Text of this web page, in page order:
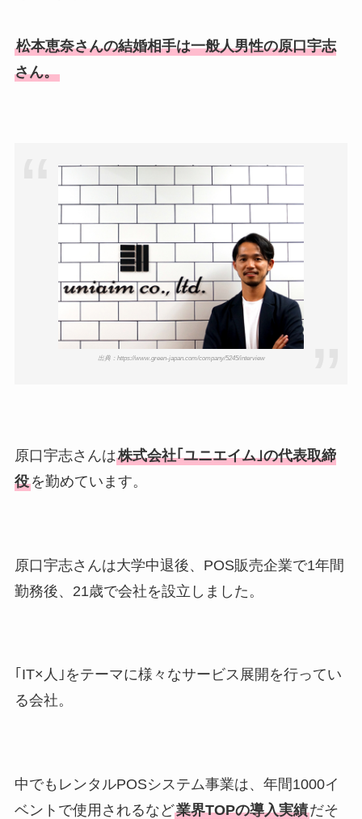
松本恵奈さんの結婚相手は一般人男性の原口宇志
さん。
出典：https://www.green-japan.com/company/5245/interview
原口宇志さんは株式会社｢ユニエイム｣の代表取締
役を勤めています。
原口宇志さんは大学中退後、POS販売企業で1年間
勤務後、21歳で会社を設立しました。
｢IT×人｣をテーマに様々なサービス展開を行ってい
る会社。
中でもレンタルPOSシステム事業は、年間1000イ
ベントで使用されるなど業界TOPの導入実績だそ